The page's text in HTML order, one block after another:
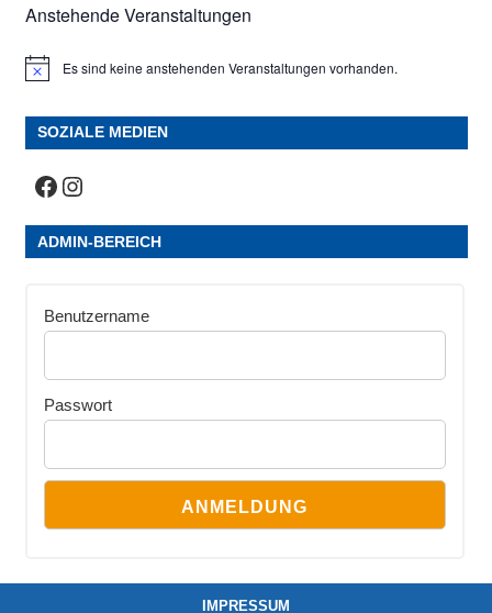
Anstehende Veranstaltungen
HinweisEs sind keine anstehenden Veranstaltungen vorhanden.
SOZIALE MEDIEN
Facebook
Instagram
ADMIN-BEREICH
Benutzername
Passwort
IMPRESSUM